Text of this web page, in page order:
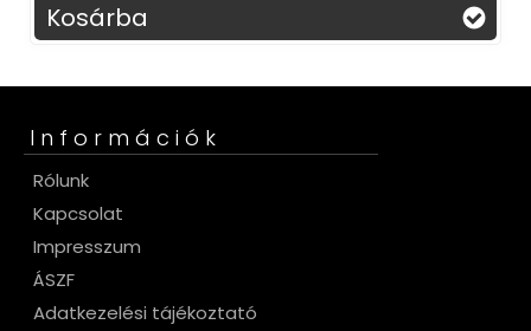
Kosárba
Információk
Rólunk
Kapcsolat
Impresszum
ÁSZF
Adatkezelési tájékoztató